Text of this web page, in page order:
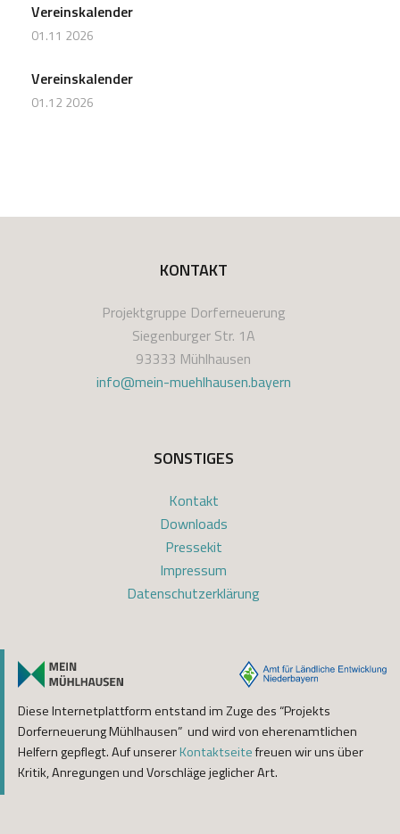
Vereinskalender
01.11 2026
Vereinskalender
01.12 2026
KONTAKT
Projektgruppe Dorferneuerung
Siegenburger Str. 1A
93333 Mühlhausen
info@mein-muehlhausen.bayern
SONSTIGES
Kontakt
Downloads
Pressekit
Impressum
Datenschutzerklärung
Diese Internetplattform entstand im Zuge des “Projekts
Dorferneuerung Mühlhausen” und wird von eherenamtlichen
Helfern gepflegt. Auf unsererKontaktseitefreuen wir uns über
Kritik, Anregungen und Vorschläge jeglicher Art.